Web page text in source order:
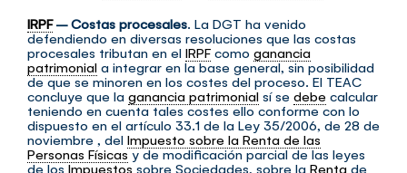
IRPF– Costas procesales . La DGT ha venido
defendiendo en diversas resoluciones que las costas
procesales tributan en el IRPF como ganancia
patrimonial a integrar en la base general, sin posibilidad
de que se minoren en los costes del proceso. El TEAC
concluye que la ganancia patrimonial sí se debe calcular
teniendo en cuenta tales costes ello conforme con lo
dispuesto en el artículo 33.1 de la Ley 35/2006, de 28 de
noviembre , del Impuesto sobre la Renta de las
Personas Físicasy de modificación parcial de las leyes
de losImpuestossobre Sociedades, sobre la Renta de